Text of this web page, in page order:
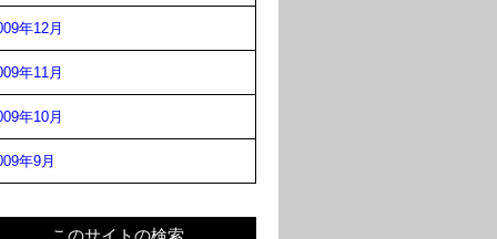
年12月
年11月
年10月
年9月
このサイトの検索